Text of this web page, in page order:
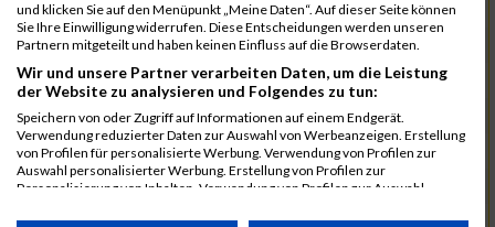
1582 Funken
00:25:42
12220
Cosma
00:25:43
9678
Exner
00:25:43
11817
Schmaul-Klaibee
6812
Koch
00:25:47
9610
Linß
00:25:47
706
Wehmeier
00:25:48
und klicken Sie auf den Menüpunkt „Meine Daten“. Auf dieser Seite können
Sie Ihre Einwilligung widerrufen. Diese Entscheidungen werden unseren
Partnern mitgeteilt und haben keinen Einfluss auf die Browserdaten.
Wir und unsere Partner verarbeiten Daten, um die Leistung
der Website zu analysieren und Folgendes zu tun:
Speichern von oder Zugriff auf Informationen auf einem Endgerät.
Verwendung reduzierter Daten zur Auswahl von Werbeanzeigen. Erstellung
von Profilen für personalisierte Werbung. Verwendung von Profilen zur
Auswahl personalisierter Werbung. Erstellung von Profilen zur
Personalisierung von Inhalten. Verwendung von Profilen zur Auswahl
Performance von Inhalten. Analyse von Zielgruppen durch Statistiken oder